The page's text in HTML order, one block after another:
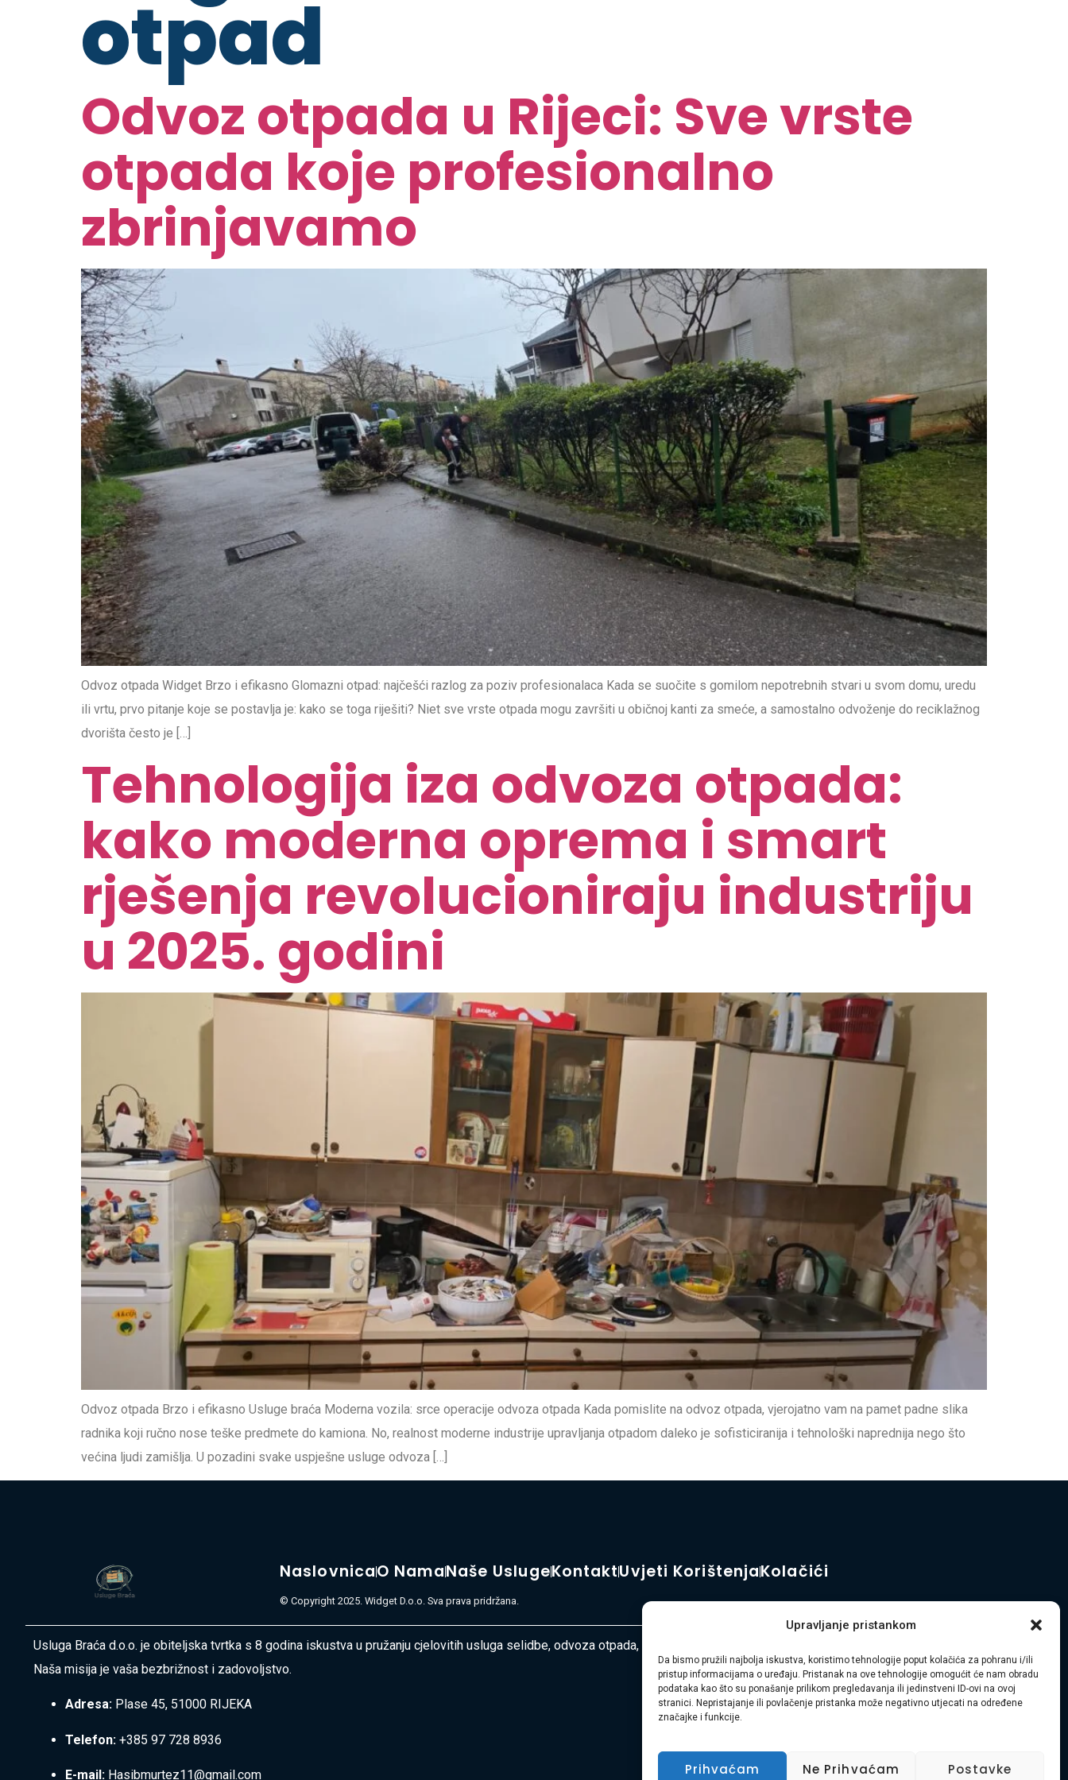
Upravljanje pristankom
Da bismo pružili najbolja iskustva, koristimo tehnologije poput kolačića za pohranu i/ili
pristup informacijama o uređaju. Pristanak na ove tehnologije omogućit će nam obradu
podataka kao što su ponašanje prilikom pregledavanja ili jedinstveni ID-ovi na ovoj
stranici. Nepristajanje ili povlačenje pristanka može negativno utjecati na određene
značajke i funkcije.
Prihvaćam Ne Prihvaćam Postavke
otpad
Odvoz otpada u Rijeci: Sve vrste
otpada koje profesionalno
zbrinjavamo
Odvoz otpada Widget Brzo i efikasno Glomazni otpad: najčešći razlog za poziv profesionalaca Kada se suočite s gomilom nepotrebnih stvari u svom domu, uredu
ili vrtu, prvo pitanje koje se postavlja je: kako se toga riješiti? Niet sve vrste otpada mogu završiti u običnoj kanti za smeće, a samostalno odvoženje do reciklažnog
dvorišta često je […]
Tehnologija iza odvoza otpada:
kako moderna oprema i smart
rješenja revolucioniraju industriju
u 2025. godini
Odvoz otpada Brzo i efikasno Usluge braća Moderna vozila: srce operacije odvoza otpada Kada pomislite na odvoz otpada, vjerojatno vam na pamet padne slika
radnika koji ručno nose teške predmete do kamiona. No, realnost moderne industrije upravljanja otpadom daleko je sofisticiranija i tehnološki naprednija nego što
većina ljudi zamišlja. U pozadini svake uspješne usluge odvoza […]
NaslovnicaO NamaNaše UslugeKontaktUvjeti KorištenjaKolačići
© Copyright 2025. Widget D.o.o. Sva prava pridržana.
Usluga Braća d.o.o. je obiteljska tvrtka s 8 godina iskustva u pružanju cjelovitih usluga selidbe, odvoza otpada, čišćenja i uređenja okoliša diljem Primorsko-goranske županije i Istre.
Naša misija je vaša bezbrižnost i zadovoljstvo.
Adresa: Plase 45, 51000 RIJEKA
Telefon: +385 97 728 8936
E-mail: Hasibmurtez11@gmail.com